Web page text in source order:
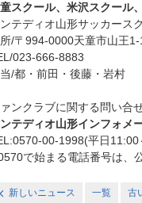
スクール、米沢スクール
テディオ山形サッカース
/〒994-0000天童市山王
023-666-8883
/都・前田・後藤・岩村
ンクラブに関する問い合
テディオ山形インフォメ
00-1998(平日11:00
で始まる電話番号は、
新しいニュース 一覧 古